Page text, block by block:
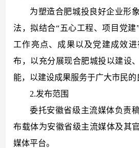
为塑造合肥城投良好企业形
法，拟结合“五心工程、项目党
工作亮点、成果以及党建成效
布，以充分展现合肥城投以建设
能，以建设成果服务于广大市民的
2.发布范围
委托安徽省级主流媒体负责
布载体为安徽省级主流媒体及其
媒体平台。